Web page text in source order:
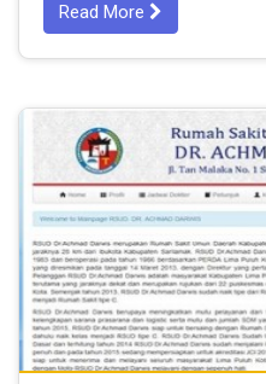
Read More